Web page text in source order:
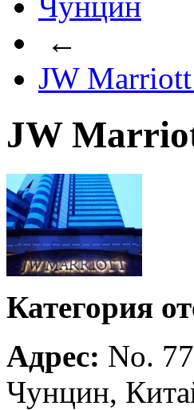
←
JW
JW
Категория
Адрес: No.
Чунцин,